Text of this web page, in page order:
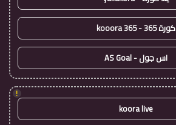
كورة 365 - kooora 365
اس جول - AS Goal
!
koora live